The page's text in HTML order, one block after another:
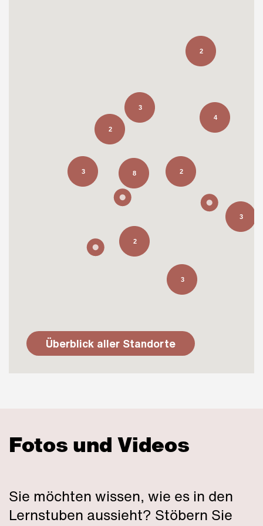
3
4
8
3
2
2
3
2
3
2
Überblick aller Standorte
Café mit Herz
8157 Dielsdorf
Fotos und Videos
Sie möchten wissen, wie es in den
Lernstuben aussieht? Stöbern Sie